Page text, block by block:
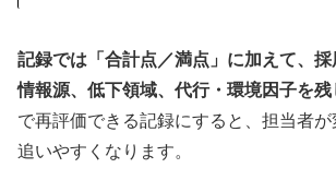
記録では「合計点／満点」に加えて、採
情報源、低下領域、代行・環境因子を残
で再評価できる記録にすると、担当者
追いやすくなります。